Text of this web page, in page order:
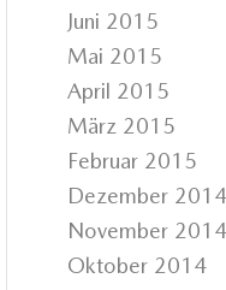
Juni 2015
Mai 2015
April 2015
März 2015
Februar 2015
Dezember 2014
November 2014
Oktober 2014